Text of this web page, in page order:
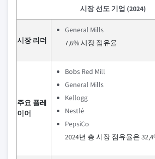
시장 선도 기업 (2024)
시장 리더
General Mills
7,6% 시장 점유율
주요 플레
이어
Bobs Red Mill
General Mills
Kellogg
Nestlé
PepsiCo
2024년 총 시장 점유율은